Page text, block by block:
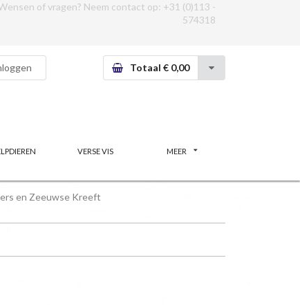
of vragen? Neem contact op: +31 (0)113 -
574318
Totaal € 0,00
VERSE VIS MEER
en Zeeuwse Kreeft